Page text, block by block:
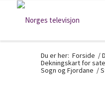
Du er her: Forside /
Dekningskart for
Sogn og Fjordane /